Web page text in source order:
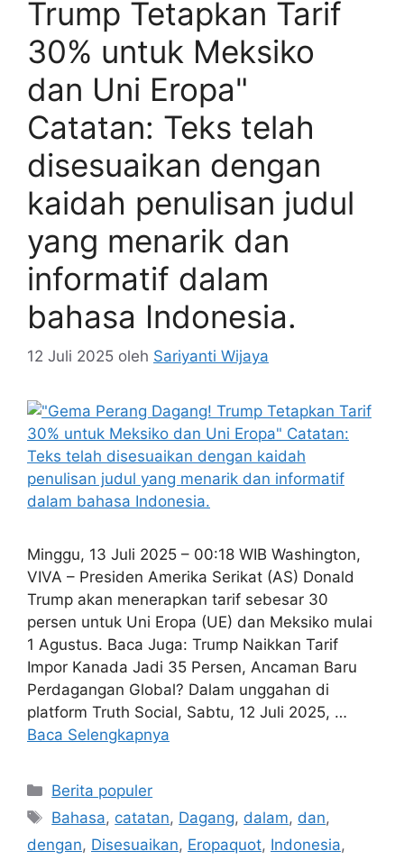
Trump Tetapkan Tarif
30% untuk Meksiko
dan Uni Eropa"
Catatan: Teks telah
disesuaikan dengan
kaidah penulisan judul
yang menarik dan
informatif dalam
bahasa Indonesia.
12 Juli 2025 oleh Sariyanti Wijaya
Minggu, 13 Juli 2025 – 00:18 WIB Washington,
VIVA – Presiden Amerika Serikat (AS) Donald
Trump akan menerapkan tarif sebesar 30
persen untuk Uni Eropa (UE) dan Meksiko mulai
1 Agustus. Baca Juga: Trump Naikkan Tarif
Impor Kanada Jadi 35 Persen, Ancaman Baru
Perdagangan Global? Dalam unggahan di
platform Truth Social, Sabtu, 12 Juli 2025, …
Baca Selengkapnya
Kategori
Berita populer
Tag
Bahasa, catatan, Dagang, dalam, dan,
dengan, Disesuaikan, Eropaquot, Indonesia,